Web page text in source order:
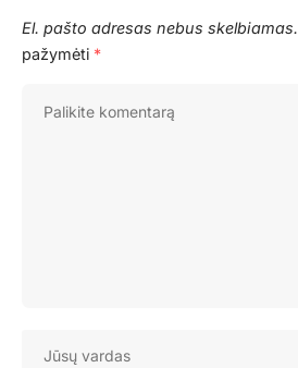
El. pašto adresas nebus skelbiamas.
pažymėti *